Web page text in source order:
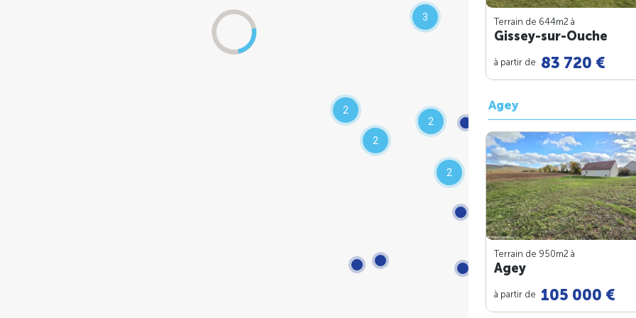
3
2
2
2
2
Terrain de 644m2 à
Gissey-sur-Ouche
à partir de 83 720 €
Agey
Terrain de 950m2 à
Agey
à partir de 105 000 €